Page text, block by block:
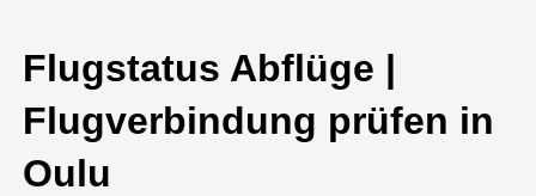
Flugstatus Abflüge |
Flugverbindung prüfen in
Oulu